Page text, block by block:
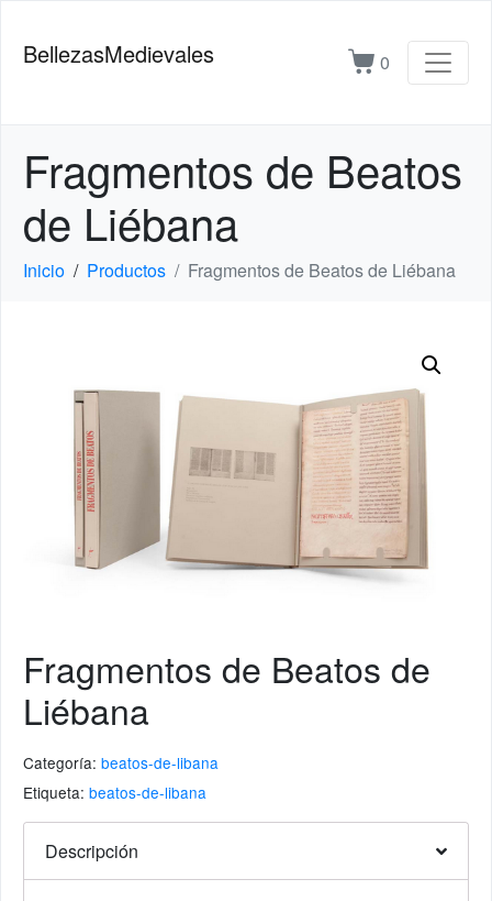
BellezasMedievales 0
Fragmentos de Beatos
de Liébana
Inicio Productos Fragmentos de Beatos de Liébana
Fragmentos de Beatos de
Liébana
Categoría: beatos-de-libana
Etiqueta: beatos-de-libana
Descripción